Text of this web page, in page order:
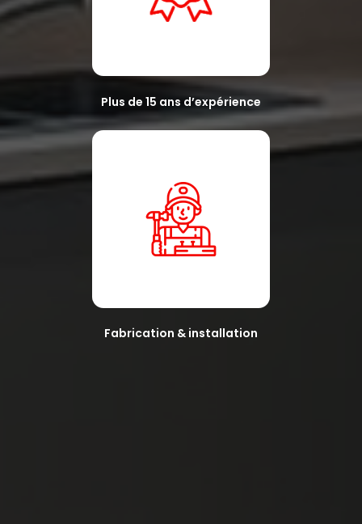
Plus de 15 ans d’expérience
Fabrication & installation